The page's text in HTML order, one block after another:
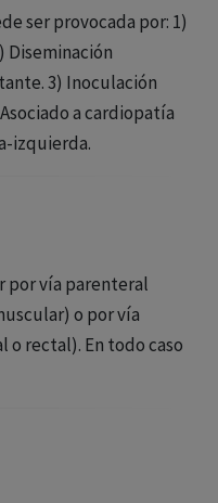
ser provocada por: 1)
Diseminación
3) Inoculación
a cardiopatía
izquierda.
por vía parenteral
o por vía
rectal). En todo caso